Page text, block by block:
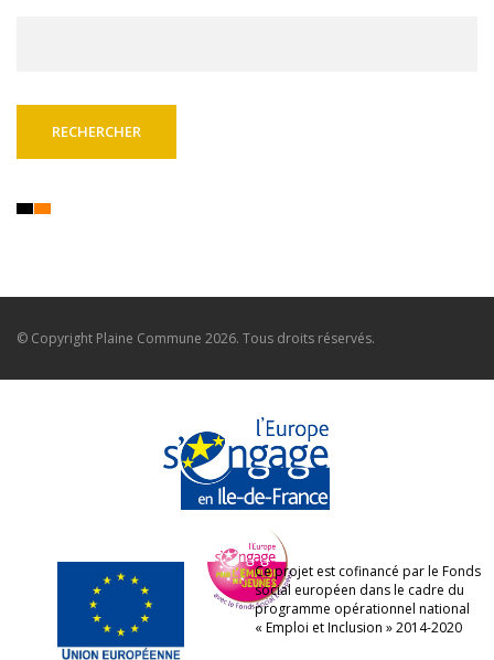
© Copyright Plaine Commune 2026. Tous droits réservés.
Ce projet est cofinancé par le Fonds
social européen dans le cadre du
programme opérationnel national
« Emploi et Inclusion » 2014-2020